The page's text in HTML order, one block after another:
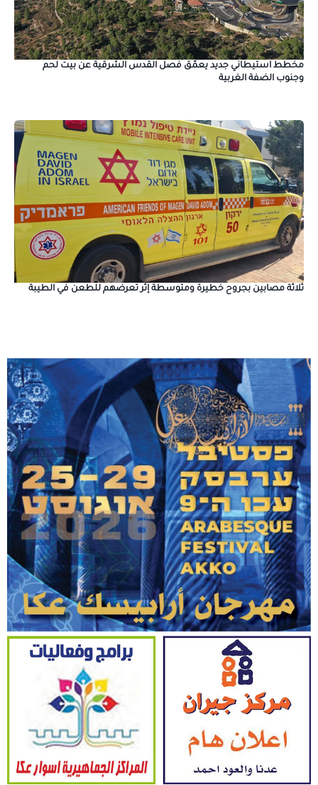
مخطط استيطاني جديد يعمّق فصل القدس الشرقية عن بيت لحم
وجنوب الضفة الغربية
ثلاثة مصابين بجروح خطيرة ومتوسطة إثر تعرضهم للطعن في الطيبة